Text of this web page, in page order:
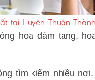
tại Huyện Thuận Thành
hoa đám tang,
tìm kiếm nhiều